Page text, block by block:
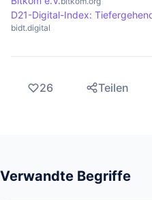
D21-Digital-Index:
bidt.digital
26 Teilen
Verwandte Begriffe